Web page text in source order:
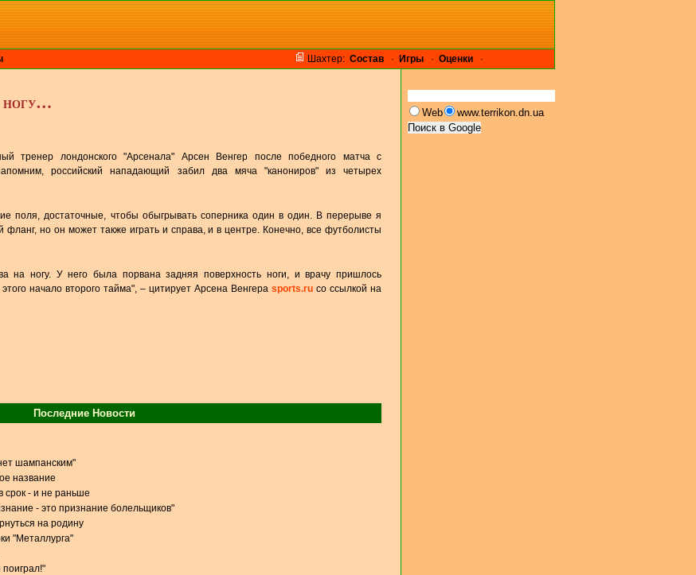
Шахтер: Cостав · Игры · Оценки ·
ногу…
тренер лондонского "Арсенала" Арсен Венгер после победного матча с
российский нападающий забил два мяча "канониров" из четырех
поля, достаточные, чтобы обыгрывать соперника один в один. В перерыве я
но он может также играть и справа, и в центре. Конечно, все футболисты
ногу. У него была порвана задняя поверхность ноги, и врачу пришлось
начало второго тайма", – цитирует Арсена Венгера sports.ru со ссылкой на
Последние Новости
шампанским"
название
срок - и не раньше
- это признание болельщиков"
на родину
"Металлурга"
Web www.terrikon.dn.ua